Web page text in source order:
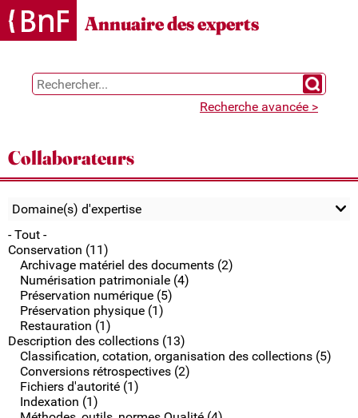
Gestion des cookies
Annuaire des experts
Chercher
Recherche avancée >
Collaborateurs
Domaine(s) d'expertise
- Tout -
Conservation (11)
Archivage matériel des documents (2)
Numérisation patrimoniale (4)
Préservation numérique (5)
Préservation physique (1)
Restauration (1)
Description des collections (13)
Classification, cotation, organisation des collections (5)
Conversions rétrospectives (2)
Fichiers d'autorité (1)
Indexation (1)